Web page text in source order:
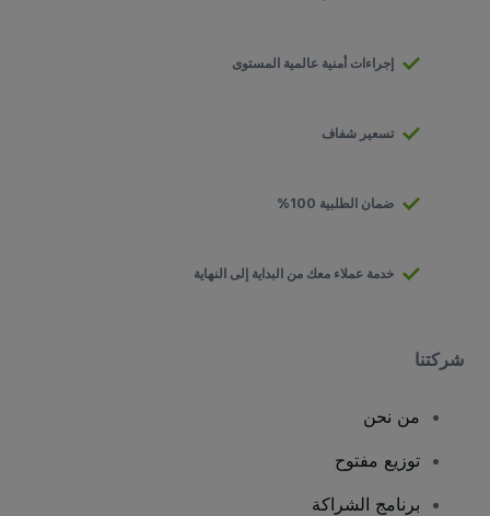
إجراءات أمنية عالمية المستوى
تسعير شفاف
ضمان الطلبية 100%
خدمة عملاء معك من البداية إلى النهاية
شركتنا
من نحن
توزيع مفتوح
برنامج الشراكة